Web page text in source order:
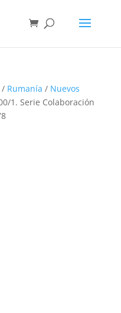
/ Rumanía / Nuevos
1. Serie Colaboración